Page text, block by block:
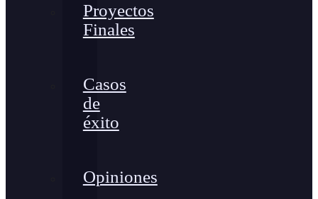
Proyectos
Finales
Casos
de
éxito
Opiniones